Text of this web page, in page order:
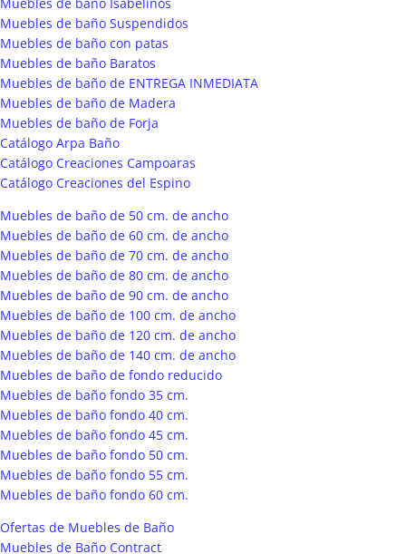
Muebles de baño Suspendidos
Muebles de baño con patas
Muebles de baño Baratos
Muebles de baño de ENTREGA INMEDIATA
Muebles de baño de Madera
Muebles de baño de Forja
Catálogo Arpa Baño
Catálogo Creaciones Campoaras
Catálogo Creaciones del Espino
Muebles de baño de 50 cm. de ancho
Muebles de baño de 60 cm. de ancho
Muebles de baño de 70 cm. de ancho
Muebles de baño de 80 cm. de ancho
Muebles de baño de 90 cm. de ancho
Muebles de baño de 100 cm. de ancho
Muebles de baño de 120 cm. de ancho
Muebles de baño de 140 cm. de ancho
Muebles de baño de fondo reducido
Muebles de baño fondo 35 cm.
Muebles de baño fondo 40 cm.
Muebles de baño fondo 45 cm.
Muebles de baño fondo 50 cm.
Muebles de baño fondo 55 cm.
Muebles de baño fondo 60 cm.
Ofertas de Muebles de Baño
Muebles de Baño Contract